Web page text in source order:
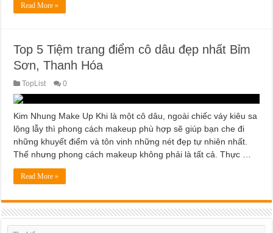
Read More »
Top 5 Tiệm trang điểm cô dâu đẹp nhất Bỉm
Sơn, Thanh Hóa
TopList 0
Kim Nhung Make Up Khi là một cô dâu, ngoài chiếc váy kiêu sa
lộng lẫy thì phong cách makeup phù hợp sẽ giúp bạn che đi
những khuyết điểm và tôn vinh những nét đẹp tự nhiên nhất.
Thế nhưng phong cách makeup không phải là tất cả. Thực …
Read More »